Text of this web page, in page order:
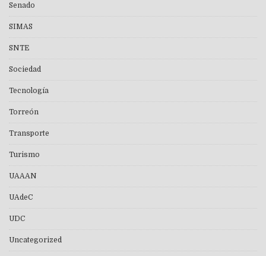
Senado
SIMAS
SNTE
Sociedad
Tecnología
Torreón
Transporte
Turismo
UAAAN
UAdeC
UDC
Uncategorized